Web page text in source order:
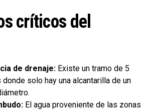
críticos del
de drenaje: Existe un tramo de 5
solo hay una alcantarilla de un
El agua proveniente de las zonas